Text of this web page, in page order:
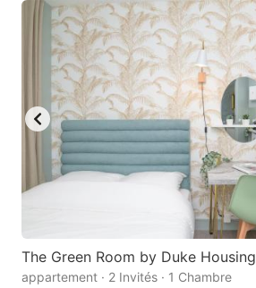
The Green Room by Duke Housing
appartement · 2 Invités · 1 Chambre